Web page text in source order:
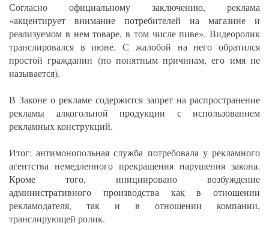
Согласно официальному заключению, реклама
«акцентирует внимание потребителей на магазине и
реализуемом в нем товаре, в том числе пиве». Видеоролик
транслировался в июне. С жалобой на него обратился
простой гражданин (по понятным причинам, его имя не
называется).
В Законе о рекламе содержится запрет на распространение
рекламы алкогольной продукции с использованием
рекламных конструкций.
Итог: антимонопольная служба потребовала у рекламного
агентства немедленного прекращения нарушения закона.
Кроме того, инициировано возбуждение
административного производства как в отношении
рекламодателя, так и в отношении компании,
транслирующей ролик.